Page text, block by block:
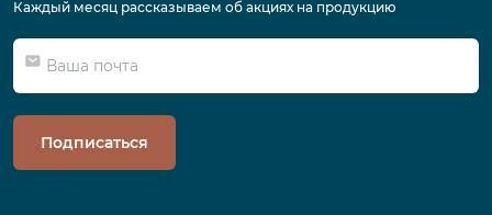
Каждый месяц рассказываем об акциях на продукцию
Подписаться